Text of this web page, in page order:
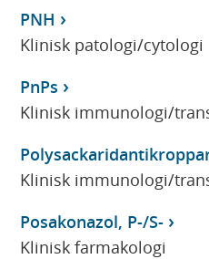
PNH
Klinisk patologi/cytologi
PnPs
Klinisk immunologi/
Klinisk immunologi/
Posakonazol, P-/S-
Klinisk farmakologi